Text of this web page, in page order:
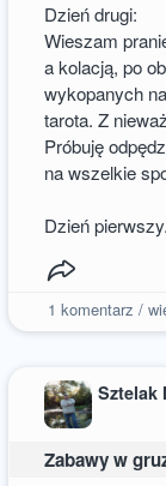
Dzień drugi:
Wieszam
a kolacją, po
wykopanych
tarota. Z
Próbuję
na wszelkie
Dzień pierwszy.
1 komentarz /
Sztelak
Zabawy w